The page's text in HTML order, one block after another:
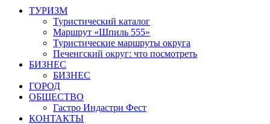
ТУРИЗМ
Туристический каталог
Маршрут «Шпиль 555»
Туристические маршруты округа
Печенгский округ: что посмотреть
БИЗНЕС
БИЗНЕС
ГОРОД
ОБЩЕСТВО
Гастро Индастри Фест
КОНТАКТЫ